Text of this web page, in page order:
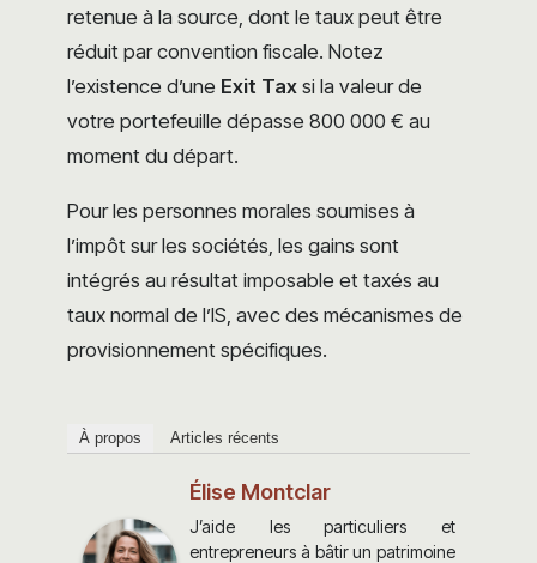
retenue à la source, dont le taux peut être
réduit par convention fiscale. Notez
l’existence d’une Exit Tax si la valeur de
votre portefeuille dépasse 800 000 € au
moment du départ.
Pour les personnes morales soumises à
l’impôt sur les sociétés, les gains sont
intégrés au résultat imposable et taxés au
taux normal de l’IS, avec des mécanismes de
provisionnement spécifiques.
À propos Articles récents
Élise Montclar
J’aide les particuliers et
entrepreneurs à bâtir un patrimoine